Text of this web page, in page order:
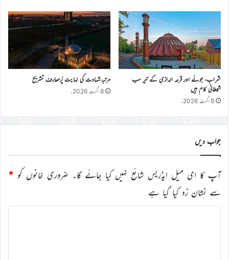
شراب، جوئے اور قرعہ اندازی کے تیر سب
شیطانی کام ہیں
8 اگست 2026ء
مرتبۂ شہادت کی نہایت پُرمعارف تشریح
8 اگست 2026ء
جواب دیں
آپ کا ای میل ایڈریس شائع نہیں کیا جائے گا۔ ضروری خانوں کو *
سے نشان زد کیا گیا ہے